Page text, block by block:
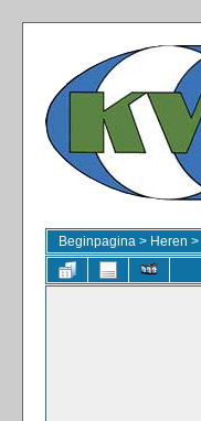
Beginpagina > Heren >